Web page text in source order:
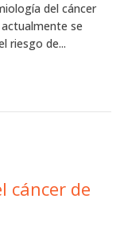
del cáncer
se
riesgo de...
cáncer de